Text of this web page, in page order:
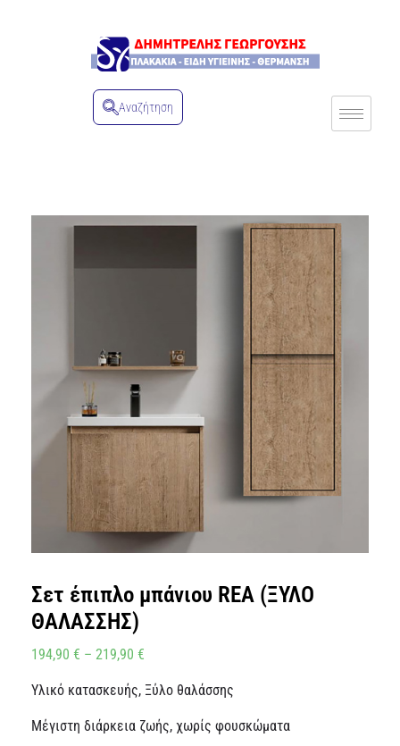
Αναζήτηση
Σετ έπιπλο μπάνιου REA (ΞΥΛΟ
ΘΑΛΑΣΣΗΣ)
194,90 € – 219,90 €
Υλικό κατασκευής, Ξύλο θαλάσσης
Μέγιστη διάρκεια ζωής, χωρίς φουσκώματα